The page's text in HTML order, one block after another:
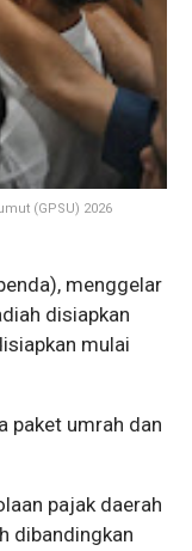
(GPSU) 2026
menggelar
disiapkan
mulai
paket umrah dan
pajak daerah
dibandingkan